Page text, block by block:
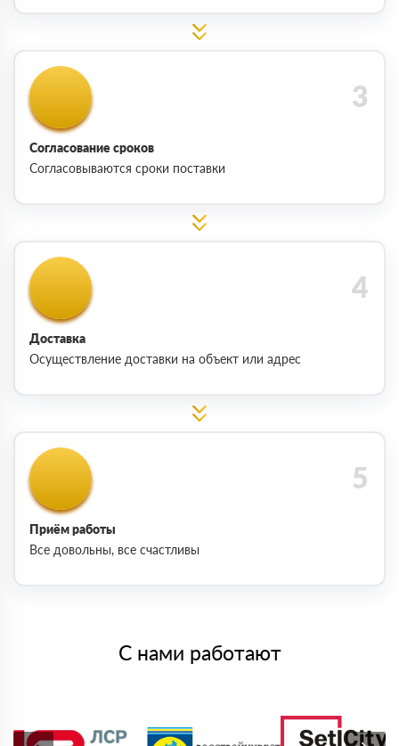
Согласование сроков
Согласовываются сроки поставки
Доставка
Осуществление доставки на объект или адрес
Приём работы
Все довольны, все счастливы
С нами работают